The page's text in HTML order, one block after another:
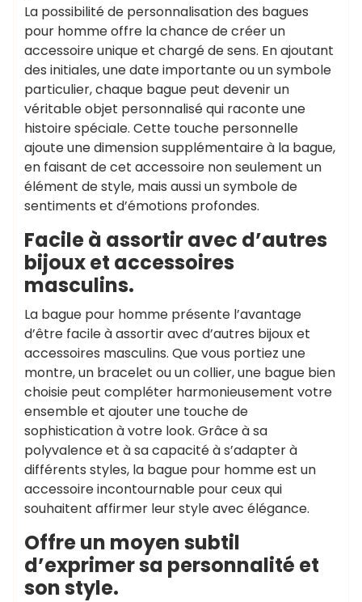
La possibilité de personnalisation des bagues
pour homme offre la chance de créer un
accessoire unique et chargé de sens. En ajoutant
des initiales, une date importante ou un symbole
particulier, chaque bague peut devenir un
véritable objet personnalisé qui raconte une
histoire spéciale. Cette touche personnelle
ajoute une dimension supplémentaire à la bague,
en faisant de cet accessoire non seulement un
élément de style, mais aussi un symbole de
sentiments et d’émotions profondes.
Facile à assortir avec d’autres
bijoux et accessoires
masculins.
La bague pour homme présente l’avantage
d’être facile à assortir avec d’autres bijoux et
accessoires masculins. Que vous portiez une
montre, un bracelet ou un collier, une bague bien
choisie peut compléter harmonieusement votre
ensemble et ajouter une touche de
sophistication à votre look. Grâce à sa
polyvalence et à sa capacité à s’adapter à
différents styles, la bague pour homme est un
accessoire incontournable pour ceux qui
souhaitent affirmer leur style avec élégance.
Offre un moyen subtil
d’exprimer sa personnalité et
son style.